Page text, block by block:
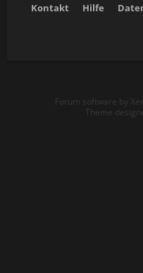
Kontakt Hilfe
Forum software by
Theme